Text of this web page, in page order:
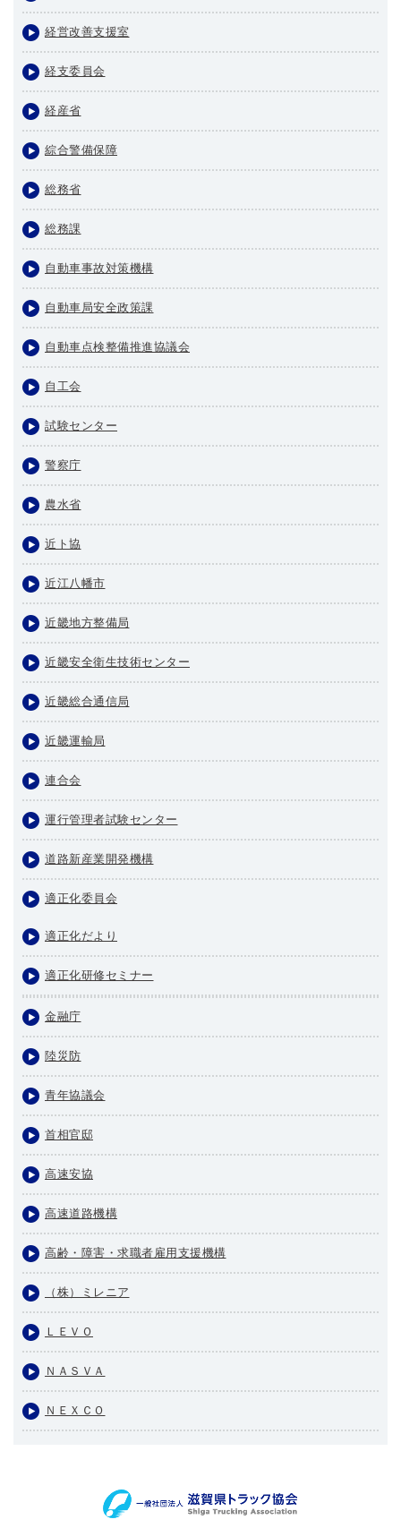
経営改善支援室
経支委員会
経産省
綜合警備保障
総務省
総務課
自動車事故対策機構
自動車局安全政策課
自動車点検整備推進協議会
自工会
試験センター
警察庁
農水省
近ト協
近江八幡市
近畿地方整備局
近畿安全衛生技術センター
近畿総合通信局
近畿運輸局
連合会
運行管理者試験センター
道路新産業開発機構
適正化委員会
適正化だより
適正化研修セミナー
金融庁
陸災防
青年協議会
首相官邸
高速安協
高速道路機構
高齢・障害・求職者雇用支援機構
（株）ミレニア
ＬＥＶＯ
ＮＡＳＶＡ
ＮＥＸＣＯ